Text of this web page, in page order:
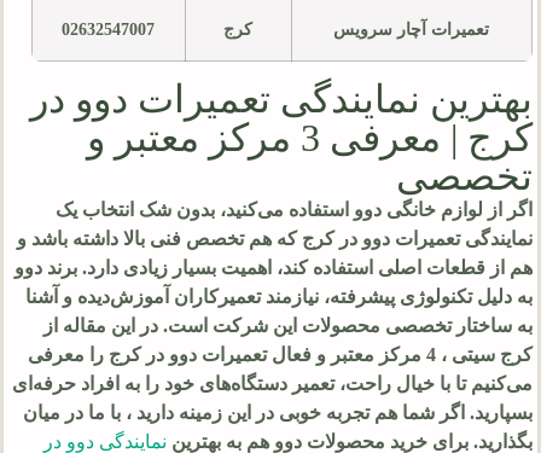
تعمیرات آچار سرویس کرج 02632547007
بهترین نمایندگی تعمیرات دوو در
کرج | معرفی 3 مرکز معتبر و
تخصصی
اگر از لوازم خانگی دوو استفاده می‌کنید، بدون شک انتخاب یک
نمایندگی تعمیرات دوو در کرج که هم تخصص فنی بالا داشته باشد و
هم از قطعات اصلی استفاده کند، اهمیت بسیار زیادی دارد. برند دوو
به دلیل تکنولوژی پیشرفته، نیازمند تعمیرکاران آموزش‌دیده و آشنا
به ساختار تخصصی محصولات این شرکت است. در این مقاله از
کرج سیتی ، 4 مرکز معتبر و فعال تعمیرات دوو در کرج را معرفی
می‌کنیم تا با خیال راحت، تعمیر دستگاه‌های خود را به افراد حرفه‌ای
بسپارید. اگر شما هم تجربه خوبی در این زمینه دارید ، با ما در میان
بگذارید. برای خرید محصولات دوو هم به بهترین نمایندگی دوو در